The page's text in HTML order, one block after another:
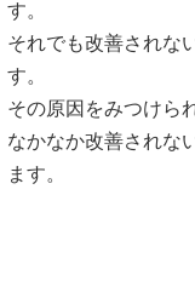
自律神経失調症